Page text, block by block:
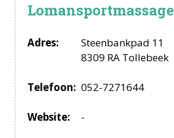
Lomansportmassage
Adres:
Steenbankpad 11
8309 RA Tollebeek
Telefoon: 052-7271644
Website: -